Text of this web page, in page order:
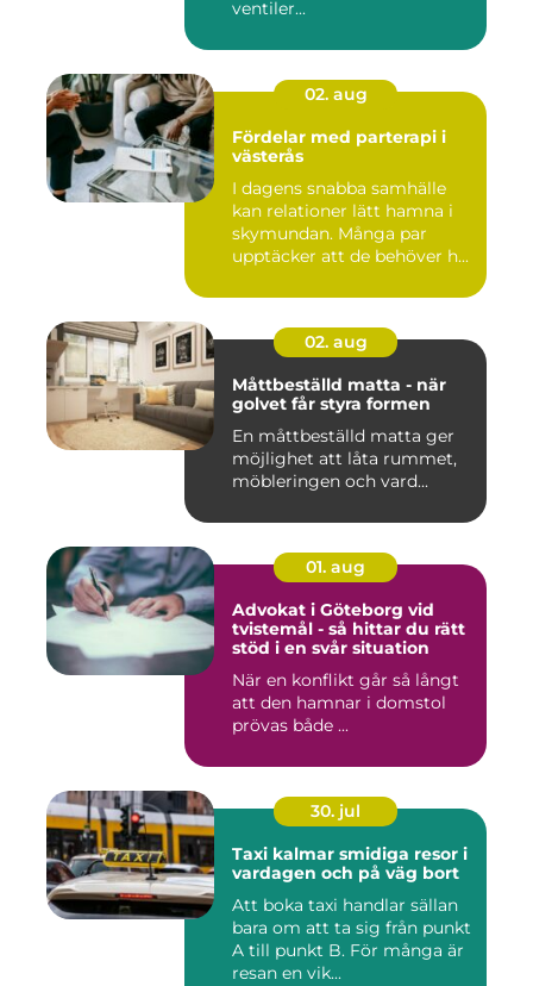
ventiler...
02. aug
Fördelar med parterapi i
västerås
I dagens snabba samhälle
kan relationer lätt hamna i
skymundan. Många par
upptäcker att de behöver h...
02. aug
Måttbeställd matta - när
golvet får styra formen
En måttbeställd matta ger
möjlighet att låta rummet,
möbleringen och vard...
01. aug
Advokat i Göteborg vid
tvistemål - så hittar du rätt
stöd i en svår situation
När en konflikt går så långt
att den hamnar i domstol
prövas både ...
30. jul
Taxi kalmar smidiga resor i
vardagen och på väg bort
Att boka taxi handlar sällan
bara om att ta sig från punkt
A till punkt B. För många är
resan en vik...